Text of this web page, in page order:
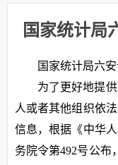
国家统计局
国家统计局六
为了更好地提
人或者其他组织依
信息，根据《中华
务院令第492号公布